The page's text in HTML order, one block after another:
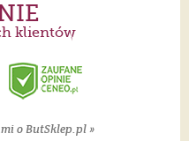
klientów
o ButSklep.pl »